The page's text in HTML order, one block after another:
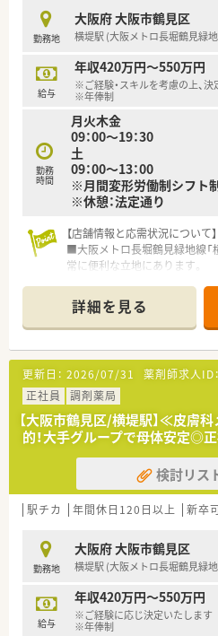
■有給休暇の積極的な取得が
や産休・育休と合わせて、仕事
す。
■急な人員不足の際にも、近
速やかに構築されるため、個
せん。
【想定される業務内容】
■整形外科や外科、小児科を中
査、患者様への丁寧な服薬指
す。
■在宅業務についても積極的に
訪問を通じて地域住民の健康
■最新の調剤機器を積極的に導
代替できない高度な対人業務
ます。
勤務地
大阪府 大阪市鶴見区
横堤駅 (大阪メトロ長堀鶴見緑
給与
年収420万円～550万円
※ご経験・スキルを考慮の上、決
※年俸制
勤務
時間
月火木金
09：00～19：30
土
09：00～13：00
※月間変形労働制シフト制
※休憩：法定通り
【店舗情報と応需状況について】
■大阪メトロ長堀鶴見緑地線「
常に便利な立地にあります。
専門性を高められます。
■処方箋は1日あたり80枚から
ート4名、事務3名で対応してい
【求人情報について】
■給与はご経験やスキルを考慮
範囲で決定されます。
■昇給は年1回（4月）に実施さ
ています。
■退職金制度や病気入院補償制
務制度など手厚い福利厚生が
【勤務実態について】
■年間休日は120日以上あり、
■入社3ヶ月後にはリフレッシ
合わせ実質年間休日130日以上
■残業代は1分単位で計算・支
配なく安心して勤務できます。
【想定されるモデル年収】
詳細を見る
更新日： 2026/07/31 薬剤師求人ID：
正社員
調剤薬局
【大阪市鶴見区/横堤駅】≪皮膚
的！大手グループで母体安定◎
検討リス
駅チカ 年間休日120日以上 新卒
勤務地
大阪府 大阪市鶴見区
横堤駅 (大阪メトロ長堀鶴見緑
給与
年収420万円～550万円
※ご経験に応じ決定いたします
※年俸制